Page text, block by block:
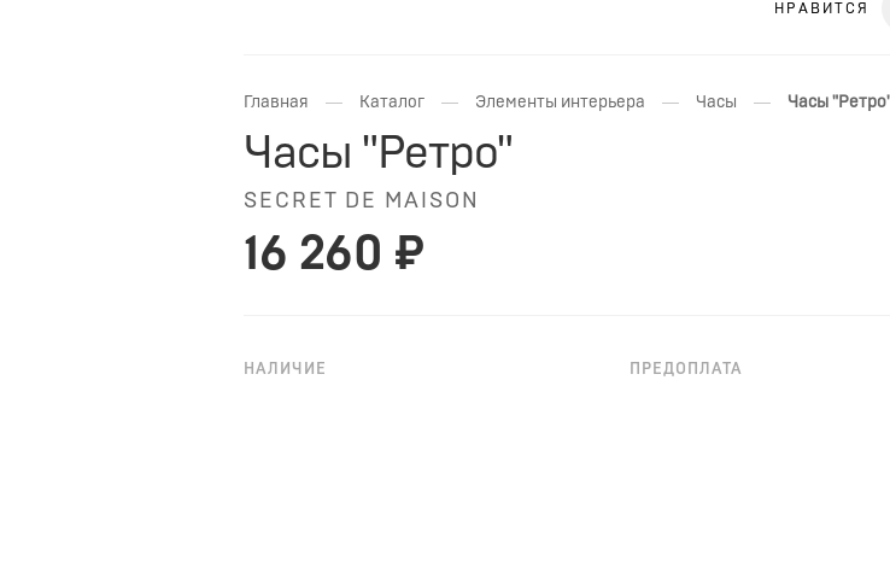
НРАВИТСЯ
Главная — Каталог — Элементы интерьера — Часы — Часы
Часы "Ретро"
SECRET DE MAISON
16 260 ₽
НАЛИЧИЕ ПРЕДОПЛАТА